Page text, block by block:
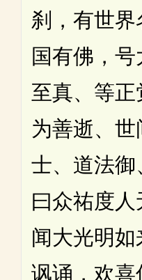
刹，有世
国有佛，号
至真、等正
为善逝、世
士、道法御
曰众祐度
闻大光明
讽诵，欢喜